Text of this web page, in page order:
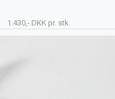
1.430,- DKK pr. stk.